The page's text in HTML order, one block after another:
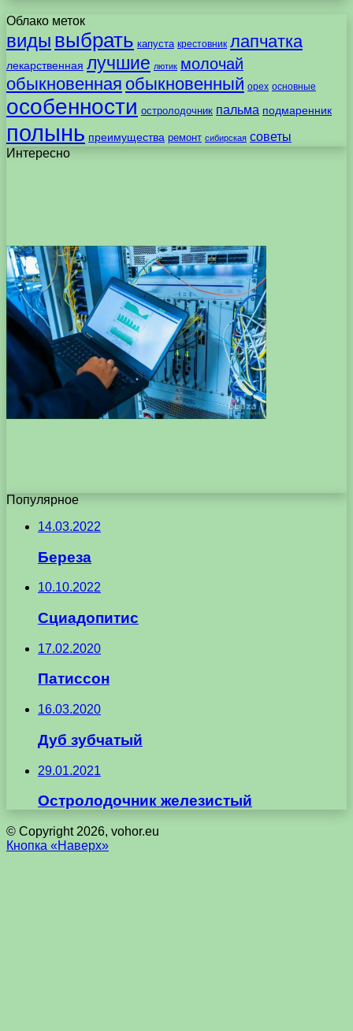
Облако меток
виды выбрать капуста крестовник лапчатка
лекарственная лучшие лютик молочай
обыкновенная обыкновенный орех основные
особенности остролодочник пальма подмаренник
полынь преимущества ремонт сибирская советы
Интересно
Популярное
14.03.2022
Береза
10.10.2022
Сциадопитис
17.02.2020
Патиссон
16.03.2020
Дуб зубчатый
29.01.2021
Остролодочник железистый
© Copyright 2026, vohor.eu
Кнопка «Наверх»